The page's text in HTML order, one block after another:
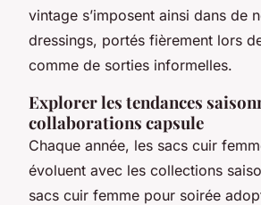
vintage s’imposent ainsi dans de
dressings, portés fièrement lors
comme de sorties informelles.
Explorer les tendances
collaborations capsule
Chaque année, les sacs cuir
évoluent avec les collections
sacs cuir femme pour soirée